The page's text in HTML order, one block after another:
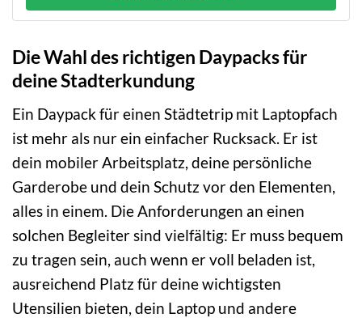
Die Wahl des richtigen Daypacks für
deine Stadterkundung
Ein Daypack für einen Städtetrip mit Laptopfach
ist mehr als nur ein einfacher Rucksack. Er ist
dein mobiler Arbeitsplatz, deine persönliche
Garderobe und dein Schutz vor den Elementen,
alles in einem. Die Anforderungen an einen
solchen Begleiter sind vielfältig: Er muss bequem
zu tragen sein, auch wenn er voll beladen ist,
ausreichend Platz für deine wichtigsten
Utensilien bieten, dein Laptop und andere